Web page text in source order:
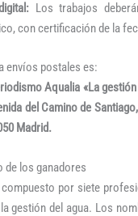
Los trabajos
con certificación de la
envíos postales es:
Aqualia «La
del Camino de
Madrid.
de los ganadores
por siete
gestión del agua. Los